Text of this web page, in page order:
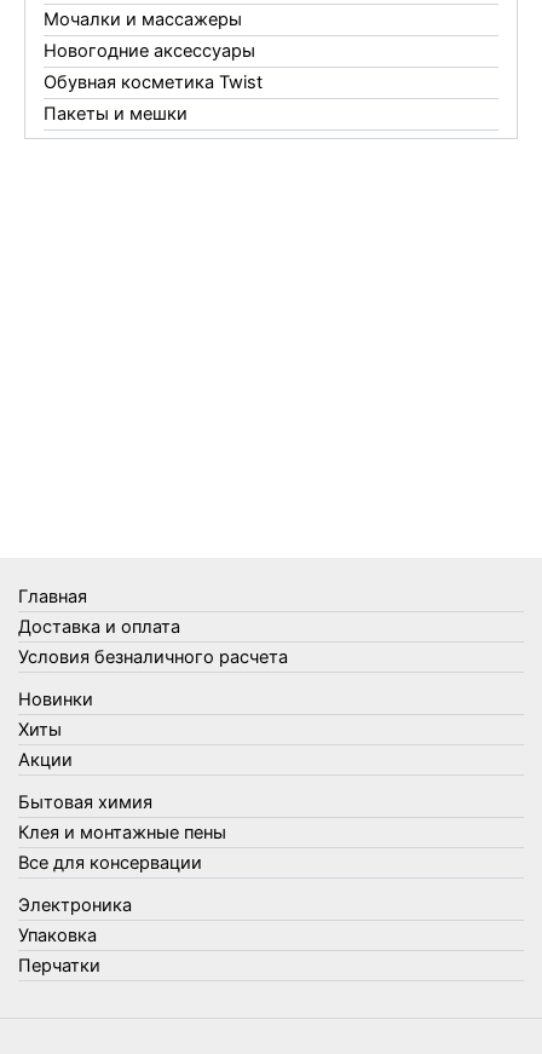
Мочалки и массажеры
Новогодние аксессуары
Обувная косметика Twist
Пакеты и мешки
Перчатки
Товары для кухни
Товары для сада и огорода
Товары для туризма и отдыха
Упаковка
Утеплители и прочее
Фонари, лампы и удлинители
Хозяйственные товары
Швабры, стекломои, черенки и насадки
Шнуры, веревки и шпагаты
Электроника
Элементы питания
Главная
Доставка и оплата
Условия безналичного расчета
Новинки
Хиты
Акции
Бытовая химия
Клея и монтажные пены
Все для консервации
Электроника
Упаковка
Перчатки